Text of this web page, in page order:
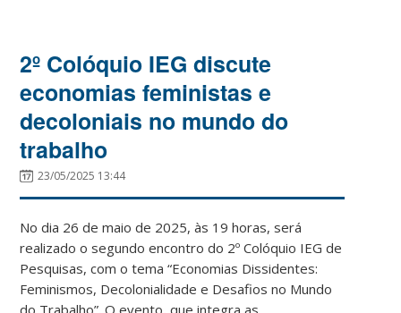
2º Colóquio IEG discute
economias feministas e
decoloniais no mundo do
trabalho
23/05/2025 13:44
No dia 26 de maio de 2025, às 19 horas, será
realizado o segundo encontro do 2º Colóquio IEG de
Pesquisas, com o tema “Economias Dissidentes:
Feminismos, Decolonialidade e Desafios no Mundo
do Trabalho”. O evento, que integra as